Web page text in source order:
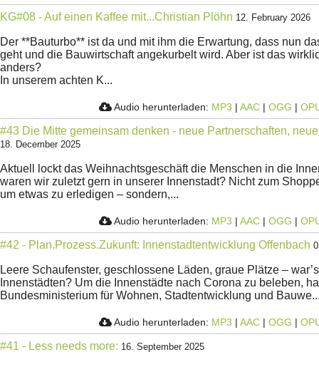
KG#08 - Auf einen Kaffee mit...Christian Plöhn 12. February 2026
Der **Bauturbo** ist da und mit ihm die Erwartung, dass nun
geht und die Bauwirtschaft angekurbelt wird. Aber ist das
anders?
In unserem achten K...
Audio herunterladen: MP3 | AAC | OGG |
#43 Die Mitte gemeinsam denken - neue Partnerschaften,
18. December 2025
Aktuell lockt das Weihnachtsgeschäft die Menschen in die
waren wir zuletzt gern in unserer Innenstadt? Nicht zum
um etwas zu erledigen – sondern,...
Audio herunterladen: MP3 | AAC | OGG |
#42 - Plan.Prozess.Zukunft: Innenstadtentwicklung Offenbach
Leere Schaufenster, geschlossene Läden, graue Plätze –
Innenstädten? Um die Innenstädte nach Corona zu beleben,
Bundesministerium für Wohnen, Stadtentwicklung und
Audio herunterladen: MP3 | AAC | OGG |
#41 - Less needs more: 16. September 2025